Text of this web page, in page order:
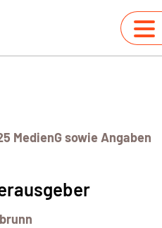
MedienG sowie Angaben